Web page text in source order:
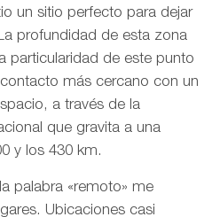
un sitio perfecto para dejar
profundidad de esta zona
particularidad de este punto
más cercano con un
a través de la
que gravita a una
y los 430 km.
palabra «remoto» me
Ubicaciones casi